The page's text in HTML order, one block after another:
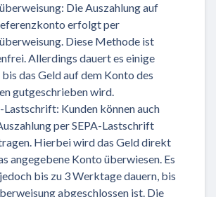
Die Auszahlung auf
erfolgt per
Diese Methode ist
Allerdings dauert es einige
bis das Geld auf dem Konto des
gutgeschrieben wird.
Lastschrift: Kunden können auch
per SEPA-Lastschrift
Hierbei wird das Geld direkt
angegebene Konto überwiesen. Es
bis zu 3 Werktage dauern, bis
abgeschlossen ist. Die